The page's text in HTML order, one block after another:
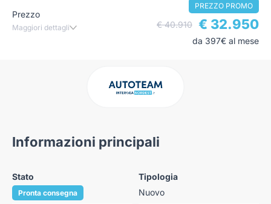
Prezzo
Maggiori dettagli
PREZZO PROMO
€ 40.910 € 32.950
da 397€ al mese
Informazioni principali
Stato
Pronta consegna
Tipologia
Nuovo